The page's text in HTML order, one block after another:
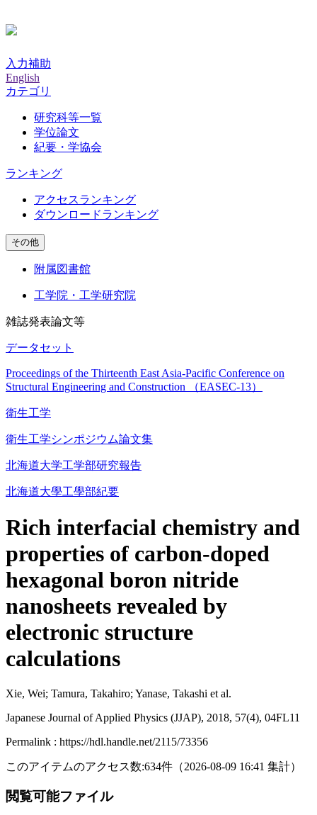
入力補助
English
カテゴリ
研究科等一覧
学位論文
紀要・学協会
ランキング
アクセスランキング
ダウンロードランキング
その他
附属図書館
工学院・工学研究院
雑誌発表論文等
データセット
Proceedings of the Thirteenth East Asia-Pacific Conference on
Structural Engineering and Construction （EASEC-13）
衛生工学
衛生工学シンポジウム論文集
北海道大学工学部研究報告
北海道大學工學部紀要
Rich interfacial chemistry and
properties of carbon-doped
hexagonal boron nitride
nanosheets revealed by
electronic structure
calculations
Xie, Wei; Tamura, Takahiro; Yanase, Takashi et al.
Japanese Journal of Applied Physics (JJAP), 2018, 57(4), 04FL11
Permalink : https://hdl.handle.net/2115/73356
このアイテムのアクセス数:634件 （2026-08-09 16:41 集計）
閲覧可能ファイル